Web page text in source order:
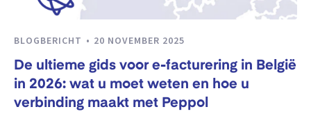
BLOGBERICHT 20 NOVEMBER 2025
De ultieme gids voor e-facturering in België
in 2026: wat u moet weten en hoe u
verbinding maakt met Peppol